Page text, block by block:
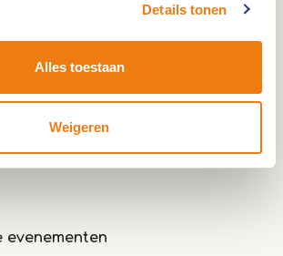
Details tonen
Alles toestaan
Weigeren
er liefhebbers tegen die op
specifieke plaat, maar ook
evenementen